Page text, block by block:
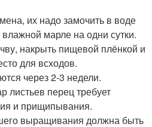
их надо замочить в воде
марле на одни сутки.
накрыть пищевой плёнкой и
для всходов.
через 2-3 недели.
листьев перец требует
и прищипывания.
выращивания должна быть